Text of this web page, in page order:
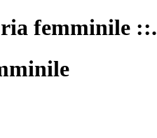
femminile ::.